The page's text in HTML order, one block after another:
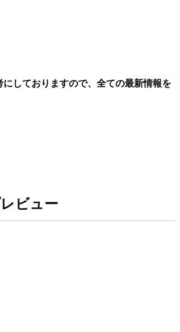
しておりますので、全ての最新情報を
ビュー